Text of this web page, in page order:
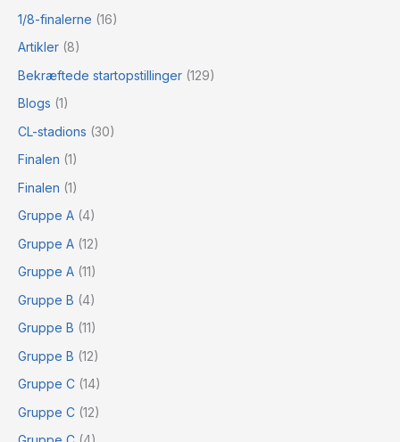
1/8-finalerne (16)
Artikler (8)
Bekræftede startopstillinger (129)
Blogs (1)
CL-stadions (30)
Finalen (1)
Finalen (1)
Gruppe A (4)
Gruppe A (12)
Gruppe A (11)
Gruppe B (4)
Gruppe B (11)
Gruppe B (12)
Gruppe C (14)
Gruppe C (12)